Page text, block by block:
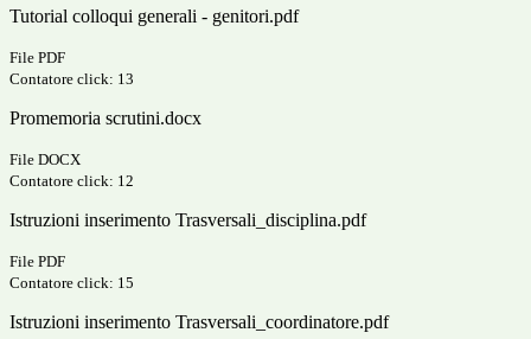
Tutorial colloqui generali - genitori.pdf
File PDF
Contatore click: 13
Promemoria scrutini.docx
File DOCX
Contatore click: 12
Istruzioni inserimento Trasversali_disciplina.pdf
File PDF
Contatore click: 15
Istruzioni inserimento Trasversali_coordinatore.pdf